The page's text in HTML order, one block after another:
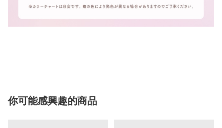
你可能感興趣的商品